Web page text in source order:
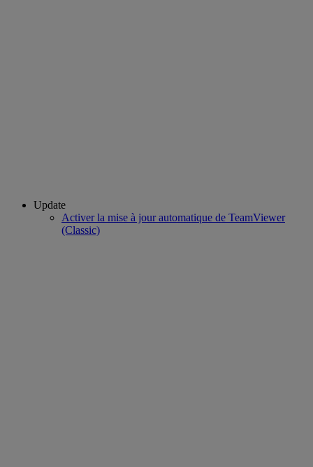
Update
Activer la mise à jour automatique de TeamViewer
(Classic)